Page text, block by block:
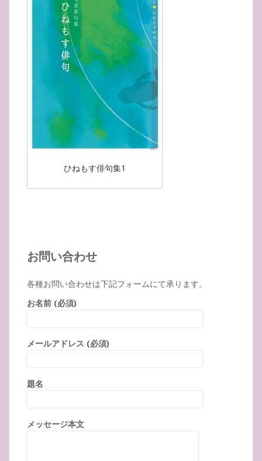
ひねもす俳句集1
お問い合わせ
各種お問い合わせは下記フォームにて承ります。
お名前 (必須)
メールアドレス (必須)
題名
メッセージ本文